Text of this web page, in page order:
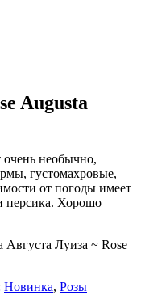
Augusta
очень необычно,
густомахровые,
от погоды имеет
персика. Хорошо
Луиза ~ Rose
Новинка, Розы